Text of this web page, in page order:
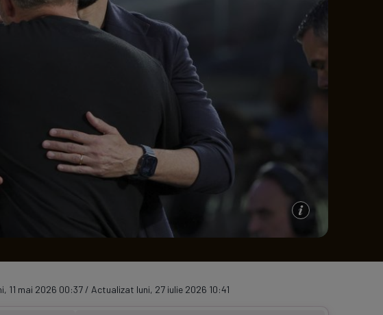
Serie A
Meciuri
11 mai 2026 00:37 / Actualizat luni, 27 iulie 2026 10:41